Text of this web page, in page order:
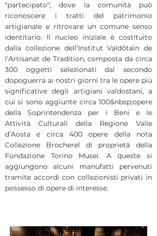
"partecipato"; dove la comunità può
riconoscere i tratti del patrimonio
artigianale e ritrovare un comune senso
identitario. Il nucleo iniziale è costituito
dalla collezione dell’Institut Valdôtain de
l’Artisanat de Tradition, composta da circa
300 oggetti selezionati dal secondo
dopoguerra ai nostri giorni tra le opere più
significative degli artigiani valdostani, a
cui si sono aggiunte circa 100&nbsp;opere
della Soprintendenza per i Beni e le
Attività Culturali della Regione Valle
d’Aosta e circa 400 opere della nota
Collezione Brocherel di proprietà della
Fondazione Torino Musei. A queste si
aggiungono alcuni manufatti pervenuti
tramite accordi con collezionisti privati in
possesso di opere di interesse.